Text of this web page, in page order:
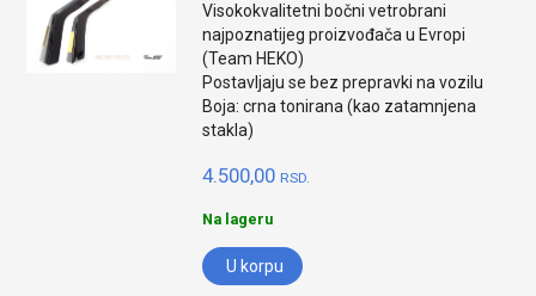
Visokokvalitetni bočni vetrobrani
najpoznatijeg proizvođača u Evropi
(Team HEKO)
Postavljaju se bez prepravki na vozilu
Boja: crna tonirana (kao zatamnjena
stakla)
4.500,00 RSD.
Na lageru
U korpu